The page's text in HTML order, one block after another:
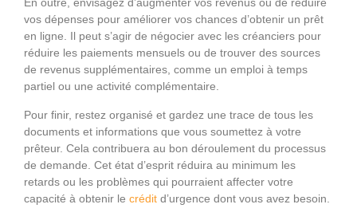
vos dépenses pour améliorer vos chances d’obtenir un prêt
en ligne. Il peut s’agir de négocier avec les créanciers pour
réduire les paiements mensuels ou de trouver des sources
de revenus supplémentaires, comme un emploi à temps
partiel ou une activité complémentaire.
Pour finir, restez organisé et gardez une trace de tous les
documents et informations que vous soumettez à votre
prêteur. Cela contribuera au bon déroulement du processus
de demande. Cet état d’esprit réduira au minimum les
retards ou les problèmes qui pourraient affecter votre
capacité à obtenir le crédit d’urgence dont vous avez besoin.